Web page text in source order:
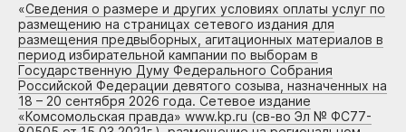
«Сведения о размере и других условиях оплаты услуг по
размещению на страницах сетевого издания для
размещения предвыборных, агитационных материалов в
период избирательной кампании по выборам в
Государственную Думу Федерального Собрания
Российской Федерации девятого созыва, назначенных на
18 – 20 сентября 2026 года. Сетевое издание
«Комсомольская правда» www.kp.ru (св-во Эл № ФС77-